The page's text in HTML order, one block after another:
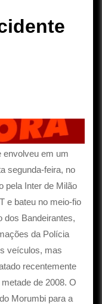
envolveu em um
segunda-feira, no
pela Inter de Milão
e bateu no meio-fio
dos Bandeirantes,
da Polícia
veículos, mas
recentemente
de 2008. O
Morumbi para a